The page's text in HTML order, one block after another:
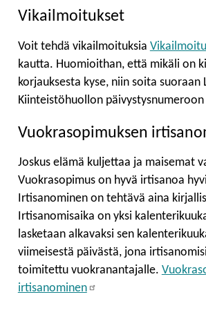
Vikailmoitukset
Voit tehdä vikailmoituksia
kautta. Huomioithan, että mikäli on
korjauksesta kyse, niin soita suoraan
Kiinteistöhuollon
Vuokrasopimuksen
Joskus elämä kuljettaa ja maisemat
Vuokrasopimus on hyvä irtisanoa
Irtisanominen on tehtävä aina
Irtisanomisaika on yksi
lasketaan alkavaksi sen
viimeisestä päivästä, jona
toimitettu vuokranantajalle.
irtisanominen